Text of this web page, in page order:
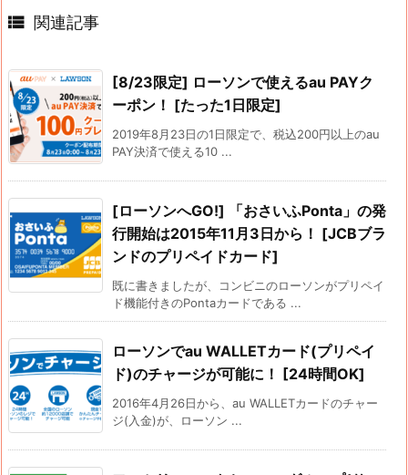
 関連記事
[8/23限定] ローソンで使えるau PAYク
ーポン！ [たった1日限定]
2019年8月23日の1日限定で、税込200円以上のau
PAY決済で使える10 ...
[ローソンへGO!] 「おさいふPonta」の発
行開始は2015年11月3日から！ [JCBブラ
ンドのプリペイドカード]
既に書きましたが、コンビニのローソンがプリペイ
ド機能付きのPontaカードである ...
ローソンでau WALLETカード(プリペイ
ド)のチャージが可能に！ [24時間OK]
2016年4月26日から、au WALLETカードのチャー
ジ(入金)が、ローソン ...